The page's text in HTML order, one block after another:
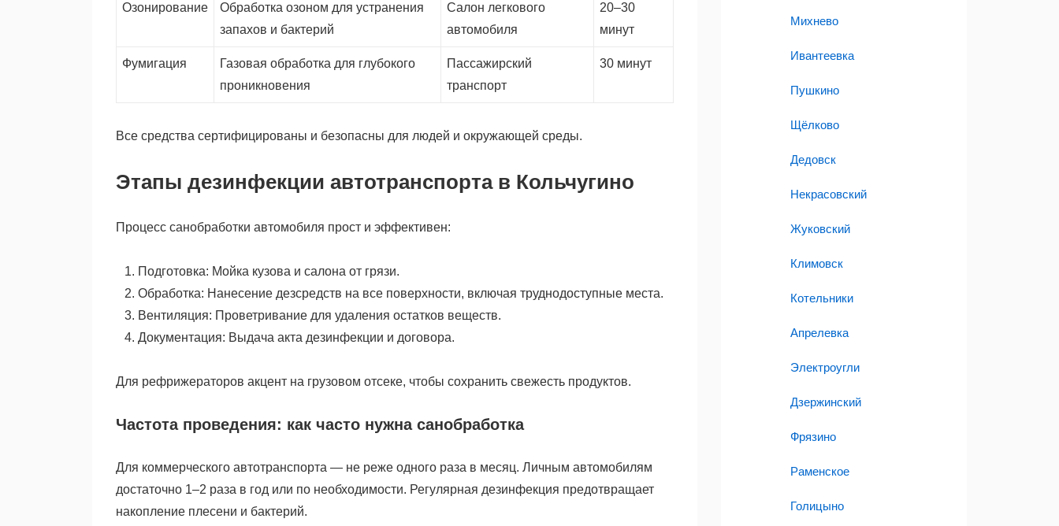
Озонирование
Обработка озоном для устранения
запахов и бактерий
Салон легкового
автомобиля
20–30
минут
Фумигация
Газовая обработка для глубокого
проникновения
Пассажирский
транспорт
30 минут
Все средства сертифицированы и безопасны для людей и окружающей среды.
Этапы дезинфекции автотранспорта в Кольчугино
Процесс санобработки автомобиля прост и эффективен:
Подготовка: Мойка кузова и салона от грязи.
Обработка: Нанесение дезсредств на все поверхности, включая труднодоступные места.
Вентиляция: Проветривание для удаления остатков веществ.
Документация: Выдача акта дезинфекции и договора.
Для рефрижераторов акцент на грузовом отсеке, чтобы сохранить свежесть продуктов.
Частота проведения: как часто нужна санобработка
Для коммерческого автотранспорта — не реже одного раза в месяц. Личным автомобилям
достаточно 1–2 раза в год или по необходимости. Регулярная дезинфекция предотвращает
накопление плесени и бактерий.
Михнево
Ивантеевка
Пушкино
Щёлково
Дедовск
Некрасовский
Жуковский
Климовск
Котельники
Апрелевка
Электроугли
Дзержинский
Фрязино
Раменское
Голицыно